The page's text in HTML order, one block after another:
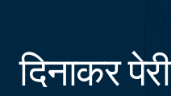
दिनाकर पेरी